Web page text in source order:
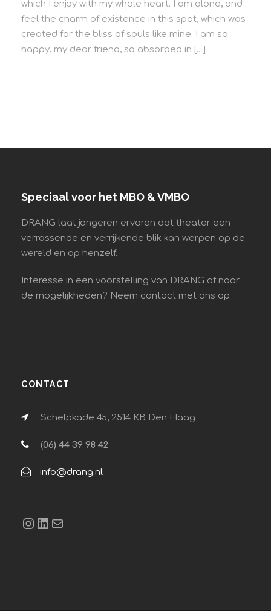
which I enjoy with my whole heart. I am alone, and
feel the charm of existence in this spot, which was
created for the bliss of souls like mine. I am so
happy, my dear friend, so absorbed in […]
Speciaal voor het MBO & VMBO
DRANG laat jongeren ervaren dat theater een
verrassende en verrijkende blik kan werpen op de
wereld en op henzelf.
Interesse in een voorstelling van DRANG of naar
de mogelijkheden? Neem contact met ons op
CONTACT
Schelpkade 45, 2514 KB Den Haag
(06) 44 39 98 42
info@drang.nl
Instagram LinkedIn E-mail